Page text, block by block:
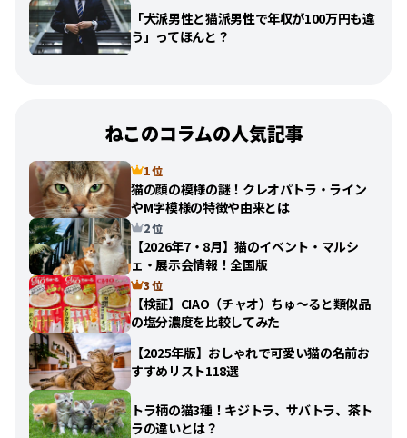
「犬派男性と猫派男性で年収が100万円も違
う」ってほんと？
ねこのコラムの人気記事
1 位
猫の顔の模様の謎！クレオパトラ・ライン
やM字模様の特徴や由来とは
2 位
【2026年7・8月】猫のイベント・マルシ
ェ・展示会情報！全国版
3 位
【検証】CIAO（チャオ）ちゅ〜ると類似品
の塩分濃度を比較してみた
【2025年版】おしゃれで可愛い猫の名前お
すすめリスト118選
トラ柄の猫3種！キジトラ、サバトラ、茶ト
ラの違いとは？